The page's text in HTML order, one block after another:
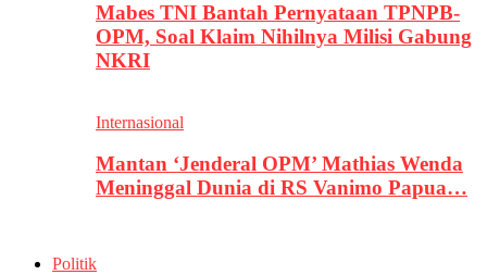
Mabes TNI Bantah Pernyataan TPNPB-
OPM, Soal Klaim Nihilnya Milisi Gabung
NKRI
Internasional
Mantan ‘Jenderal OPM’ Mathias Wenda
Meninggal Dunia di RS Vanimo Papua…
Politik